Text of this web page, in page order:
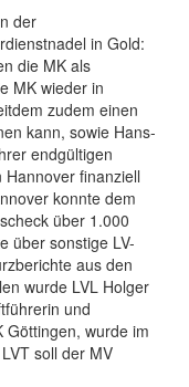
der
in Gold:
die MK als
MK wieder in
zudem einen
kann, sowie Hans-
endgültigen
finanziell
konnte dem
über 1.000
über sonstige LV-
aus den
wurde LVL Holger
und
Göttingen, wurde im
soll der MV